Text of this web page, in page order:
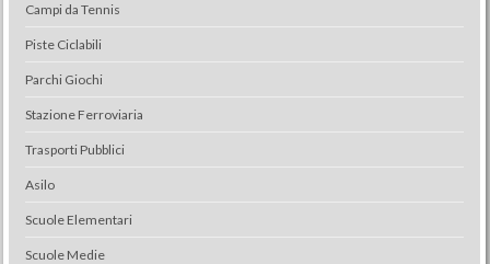
Campi da Tennis
Piste Ciclabili
Parchi Giochi
Stazione Ferroviaria
Trasporti Pubblici
Asilo
Scuole Elementari
Scuole Medie